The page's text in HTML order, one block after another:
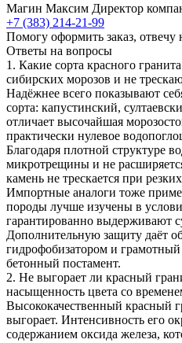
Магин Максим Директор
+7 (383) 214-21-99
Помогу оформить заказ, отвечу
Ответы на вопросы
1. Какие сорта красного
сибирских морозов и не
Надёжнее всего показывают
сорта: капустинский,
отличает высочайшая
практически нулевое
Благодаря плотной структуре
микротрещины и не
камень не трескается при
Импортные аналоги тоже
породы лучше изучены в
гарантированно выдерживают
Дополнительную защиту даёт
гидрофобизатором и
бетонный постамент.
2. Не выгорает ли красный
насыщенность цвета со
Высококачественный красный
выгорает. Интенсивность его
содержанием оксида железа,